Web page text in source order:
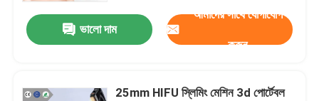
ভালো দাম
আমাদের সাথে যোগাযোগ
করুন
25mm HIFU স্লিমিং মেশিন 3d পোর্টেবল